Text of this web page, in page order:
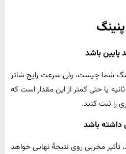
پایین باشد
شما چیست، ولی سرعت رایج شاتر
پنینگ 1/200 ام از ثانیه یا حتی کمتر از این مقدار است که
را ثبت کنید.
داشته باشد
تأثیر مخربی روی نتیجۀ نهایی خواهد